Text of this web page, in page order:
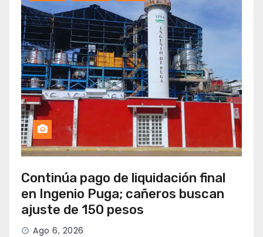
Continúa pago de liquidación final
en Ingenio Puga; cañeros buscan
ajuste de 150 pesos
Ago 6, 2026